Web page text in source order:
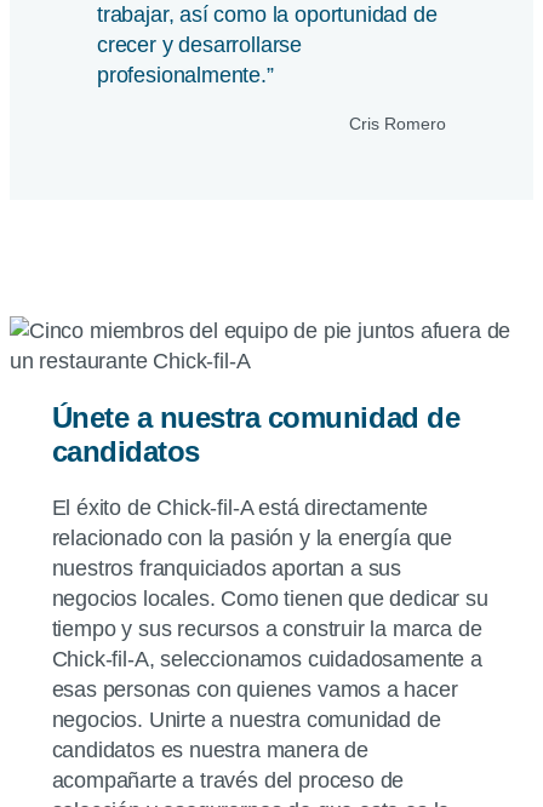
trabajar, así como la oportunidad de
crecer y desarrollarse
profesionalmente.”
Cris Romero
Únete a nuestra comunidad de
candidatos
El éxito de Chick-fil-Aestá directamente
relacionado con la pasión y la energía que
nuestros franquiciados aportan a sus
negocios locales. Como tienen que dedicar su
tiempo y sus recursos a construir la marca de
Chick-fil-A, seleccionamos cuidadosamente a
esas personas con quienes vamos a hacer
negocios. Unirte a nuestra comunidad de
candidatos es nuestra manera de
acompañarte a través del proceso de